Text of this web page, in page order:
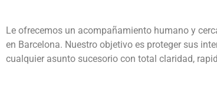
Le ofrecemos un acompañamiento humano y
en Barcelona. Nuestro objetivo es proteger sus
cualquier asunto sucesorio con total claridad,